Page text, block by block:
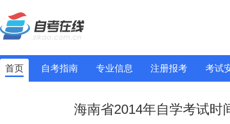
首页 自考指南 专业信息 注册报考 考试
海南省2014年自学考试时